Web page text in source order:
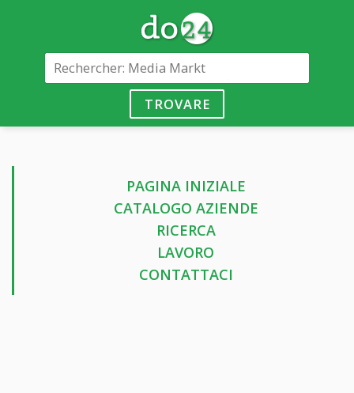
TROVARE
PAGINA INIZIALE
CATALOGO AZIENDE
RICERCA
LAVORO
CONTATTACI